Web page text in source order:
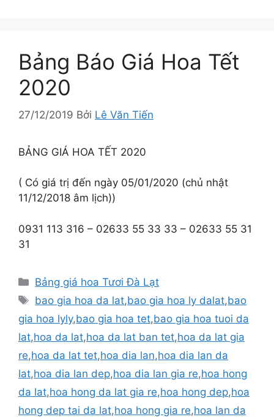
Bảng Báo Giá Hoa Tết
2020
27/12/2019 Bởi Lê Văn Tiến
BẢNG GIÁ HOA TẾT 2020
( Có giá trị đến ngày 05/01/2020 (chủ nhật
11/12/2018 âm lịch))
0931 113 316 – 02633 55 33 33 – 02633 55 31
31
Danh
mục
Bảng giá hoa Tươi Đà Lạt
Thẻ
bao gia hoa da lat,bao gia hoa ly dalat,bao
gia hoa lyly,bao gia hoa tet,bao gia hoa tuoi da
lat,hoa da lat,hoa da lat ban tet,hoa da lat gia
re,hoa da lat tet,hoa dia lan,hoa dia lan da
lat,hoa dia lan dep,hoa dia lan gia re,hoa hong
da lat,hoa hong da lat gia re,hoa hong dep,hoa
hong dep tai da lat,hoa hong gia re,hoa lan da